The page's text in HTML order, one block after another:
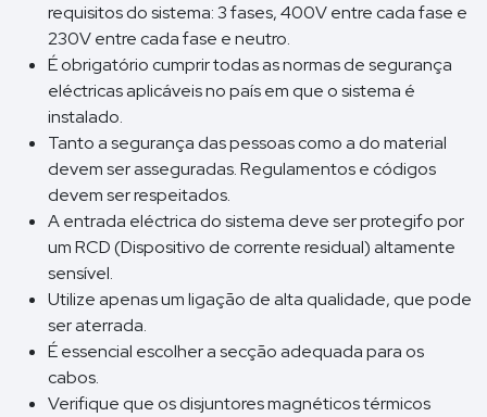
requisitos do sistema: 3 fases, 400V entre cada fase e
230V entre cada fase e neutro.
É obrigatório cumprir todas as normas de segurança
eléctricas aplicáveis no país em que o sistema é
instalado.
Tanto a segurança das pessoas como a do material
devem ser asseguradas. Regulamentos e códigos
devem ser respeitados.
A entrada eléctrica do sistema deve ser protegifo por
um RCD (Dispositivo de corrente residual) altamente
sensível.
Utilize apenas um ligação de alta qualidade, que pode
ser aterrada.
É essencial escolher a secção adequada para os
cabos.
Verifique que os disjuntores magnéticos térmicos